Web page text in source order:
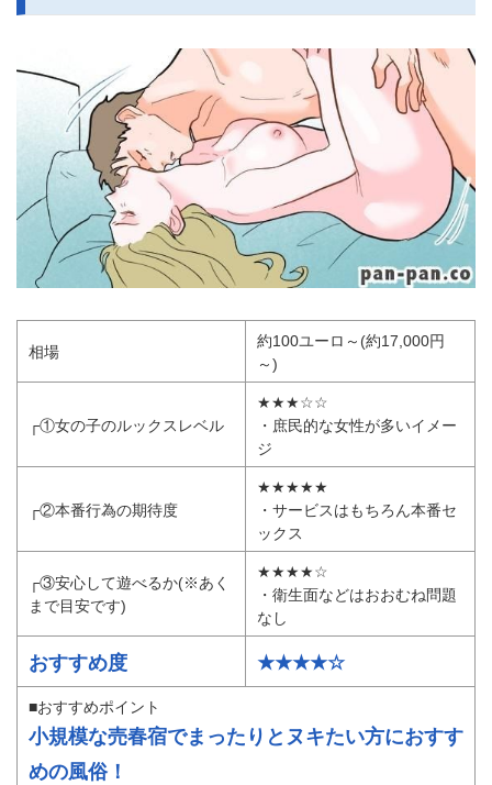
相場
約100ユーロ～(約17,000円
～)
┌①女の子のルックスレベル
★★★☆☆
・庶民的な女性が多いイメー
ジ
┌②本番行為の期待度
★★★★★
・サービスはもちろん本番セ
ックス
┌③安心して遊べるか(※あく
まで目安です)
★★★★☆
・衛生面などはおおむね問題
なし
おすすめ度 ★★★★☆
■おすすめポイント
小規模な売春宿でまったりとヌキたい方におすす
めの風俗！